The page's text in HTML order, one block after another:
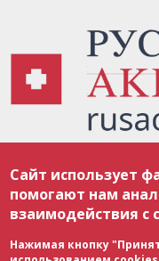
соответствии с
международными
материалов возможно
или частичного
ОБЯЗАТЕЛЬНА АКТИВНАЯ
текст. Фотоизображения,
ее исключительной
Сайт использует
помогают нам
взаимодействия с
Нажимая кнопку